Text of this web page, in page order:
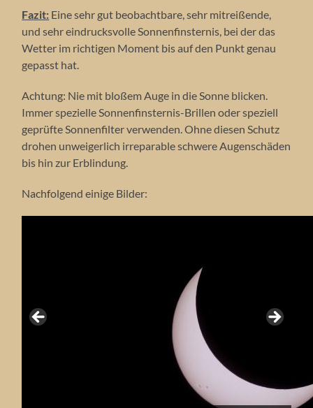
Fazit: Eine sehr gut beobachtbare, sehr mitreißende,
und sehr eindrucksvolle Sonnenfinsternis, bei der das
Wetter im richtigen Moment bis auf den Punkt genau
gepasst hat.
Achtung: Nie mit bloßem Auge in die Sonne blicken.
Immer spezielle Sonnenfinsternis-Brillen oder speziell
geprüfte Sonnenfilter verwenden. Ohne diesen Schutz
drohen unweigerlich irreparable schwere Augenschäden
bis hin zur Erblindung.
Nachfolgend einige Bilder:
Beginning of partial eclipse phase with a group of
The third contact with a diamond and solar
Again the partial eclipse phase with a group of